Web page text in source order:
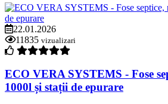
22.01.2026
11835 vizualizari
ECO VERA SYSTEMS - Fose
1000l și stații de epurare